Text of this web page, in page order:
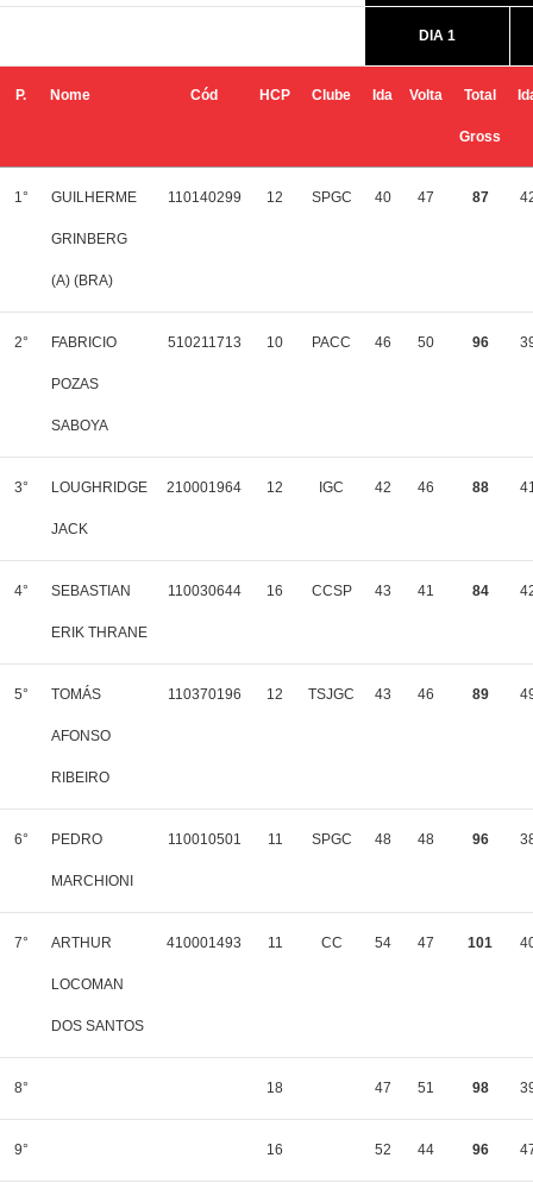
DIA 1
P. Nome Cód HCP Clube Ida Volta Total
Gross
1° GUILHERME
GRINBERG
(A) (BRA)
110140299 12 SPGC 40 47 87
2° FABRICIO
POZAS
SABOYA
510211713 10 PACC 46 50 96
3° LOUGHRIDGE
JACK
210001964 12 IGC 42 46 88
4° SEBASTIAN
ERIK THRANE
110030644 16 CCSP 43 41 84
5° TOMÁS
AFONSO
RIBEIRO
110370196 12 TSJGC 43 46 89
6° PEDRO
MARCHIONI
110010501 11 SPGC 48 48 96
7° ARTHUR
LOCOMAN
DOS SANTOS
410001493 11 CC 54 47 101
8° 18 47 51 98
9° 16 52 44 96